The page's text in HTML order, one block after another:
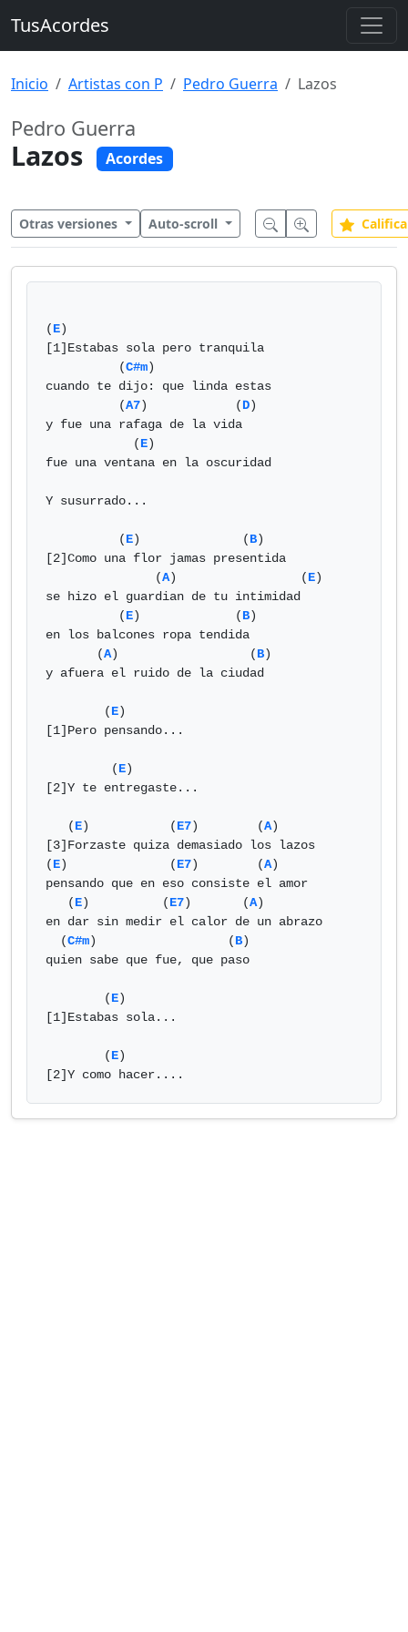
TusAcordes
Inicio Artistas con P Pedro Guerra Lazos
Pedro Guerra
Lazos Acordes
Otras versiones Auto-scroll
(E)
[1]Estabas sola pero tranquila
          (
C#m)
cuando te dijo: que linda estas
          (
A7)            (D)
y fue una rafaga de la vida
            (
E)
fue una ventana en la oscuridad
Y susurrado...
          (
E)              (B)
[2]Como una flor jamas presentida
               (
A)                 (E)
se hizo el guardian de tu intimidad
          (
E)             (B)
en los balcones ropa tendida
       (
A)                  (B)
y afuera el ruido de la ciudad
        (
E)
[1]Pero pensando...
         (
E)
[2]Y te entregaste...
   (
E)           (E7)        (A)
[3]Forzaste quiza demasiado los lazos
(E)              (E7)        (A)
pensando que en eso consiste el amor
   (
E)          (E7)       (A)
en dar sin medir el calor de un abrazo
  (
C#m)                  (B)
quien sabe que fue, que paso
        (
E)
[1]Estabas sola...
        (
E)
[2]Y como hacer....